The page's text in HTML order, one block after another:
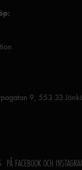
9, 553 33
PÅ FACEBOOK OCH